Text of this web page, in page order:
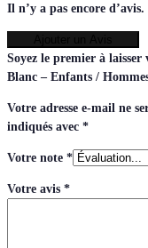
Il n’y a pas encore d’avis.
Soyez le premier à
Blanc – Enfants /
Votre adresse e-mail ne
indiqués avec *
Votre note *
Votre avis *